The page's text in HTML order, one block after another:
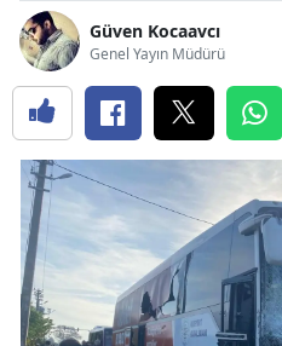
Güven Kocaavcı
Genel Yayın Müdürü